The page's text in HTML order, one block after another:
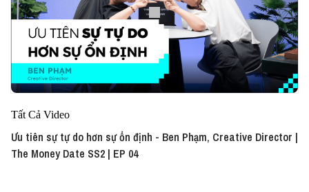
Tất Cả Video
Ưu tiên sự tự do hơn sự ổn định - Ben Phạm, Creative Director |
The Money Date SS2 | EP 04